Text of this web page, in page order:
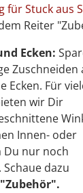
für Stuck aus
Reiter
Ecken:
Zuschneiden
Ecken. Für
wir Dir
Innen- oder
Du nur noch
dazu